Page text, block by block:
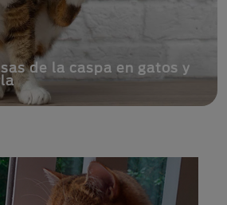
de la caspa en gatos y